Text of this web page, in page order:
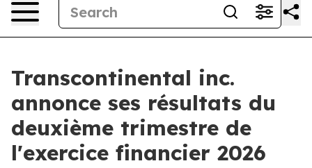
Transcontinental inc.
annonce ses résultats du
deuxième trimestre de
l'exercice financier 2026